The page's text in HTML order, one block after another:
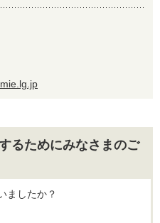
るためにみなさまのご
ましたか？